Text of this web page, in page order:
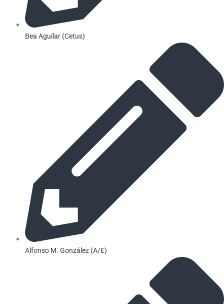
Bea Aguilar (Cetus)
Alfonso M. González (A/E)